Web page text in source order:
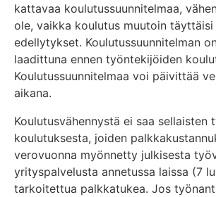
kattavaa koulutussuunnitelmaa,
ole, vaikka koulutus muutoin
edellytykset. Koulutussuunnitelman
laadittuna ennen työntekijöiden
Koulutussuunnitelmaa voi päivittää
aikana.
Koulutusvähennystä ei saa sellaisten
koulutuksesta, joiden
verovuonna myönnetty julkisesta
yrityspalvelusta annetussa laissa (7
tarkoitettua palkkatukea. Jos